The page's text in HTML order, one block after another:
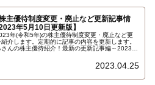
主優待制度変更・廃止など更新記事情
年5月10日更新版】
年(令和5年)の株主優待制度変更・廃止など更
介します。定期的に記事の内容を更新します。
さんの株主優待紹介！最新の更新記事編～2023年
2023.04.25